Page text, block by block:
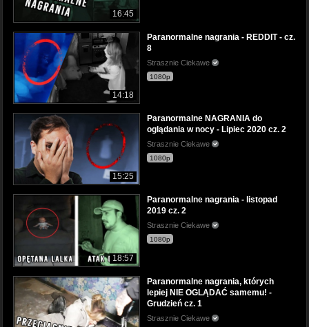
16:45
14:18
Paranormalne nagrania - REDDIT - cz.
8
Strasznie Ciekawe
1080p
15:25
Paranormalne NAGRANIA do
oglądania w nocy - Lipiec 2020 cz. 2
Strasznie Ciekawe
1080p
18:57
Paranormalne nagrania - listopad
2019 cz. 2
Strasznie Ciekawe
1080p
Paranormalne nagrania, których
lepiej NIE OGLĄDAĆ samemu! -
Grudzień cz. 1
Strasznie Ciekawe